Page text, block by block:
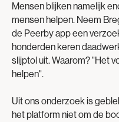
Mensen blijken namelijk
mensen helpen. Neem
de Peerby app een
honderden keren
slijptol uit. Waarom? "Het
helpen".
Uit ons onderzoek is
het platform niet om de